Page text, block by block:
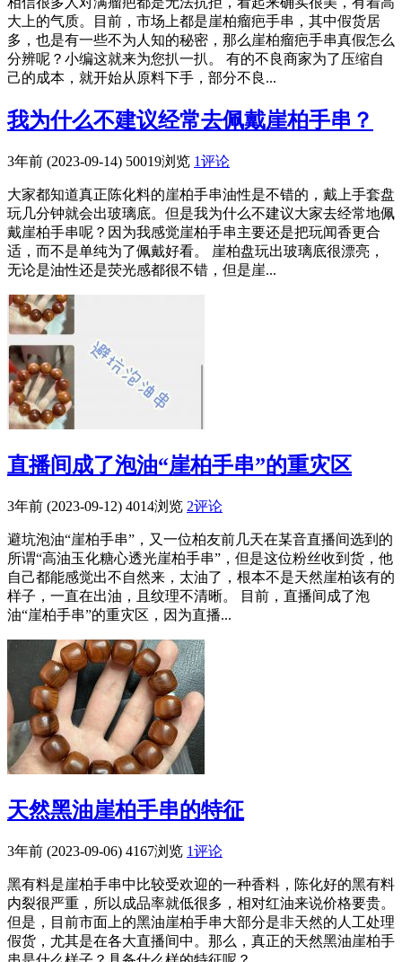
大上的气质。目前，市场上都是崖柏瘤疤手串，其中假货居
多，也是有一些不为人知的秘密，那么崖柏瘤疤手串真假怎么
分辨呢？小编这就来为您扒一扒。 有的不良商家为了压缩自
己的成本，就开始从原料下手，部分不良...
我为什么不建议经常去佩戴崖柏手串？
3年前 (2023-09-14) 50019浏览 1评论
大家都知道真正陈化料的崖柏手串油性是不错的，戴上手套盘
玩几分钟就会出玻璃底。但是我为什么不建议大家去经常地佩
戴崖柏手串呢？因为我感觉崖柏手串主要还是把玩闻香更合
适，而不是单纯为了佩戴好看。 崖柏盘玩出玻璃底很漂亮，
无论是油性还是荧光感都很不错，但是崖...
直播间成了泡油“崖柏手串”的重灾区
3年前 (2023-09-12) 4014浏览 2评论
避坑泡油“崖柏手串”，又一位柏友前几天在某音直播间选到的
所谓“高油玉化糖心透光崖柏手串”，但是这位粉丝收到货，他
自己都能感觉出不自然来，太油了，根本不是天然崖柏该有的
样子，一直在出油，且纹理不清晰。 目前，直播间成了泡
油“崖柏手串”的重灾区，因为直播...
天然黑油崖柏手串的特征
3年前 (2023-09-06) 4167浏览 1评论
黑有料是崖柏手串中比较受欢迎的一种香料，陈化好的黑有料
内裂很严重，所以成品率就低很多，相对红油来说价格要贵。
但是，目前市面上的黑油崖柏手串大部分是非天然的人工处理
假货，尤其是在各大直播间中。那么，真正的天然黑油崖柏手